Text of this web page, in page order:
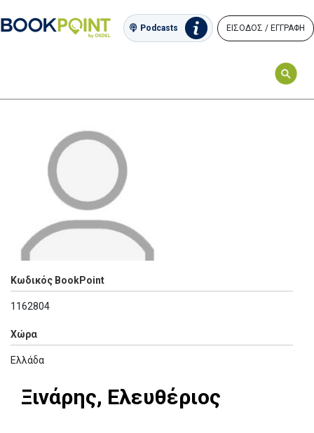
Podcasts ΕΙΣΟΔΟΣ / ΕΓΓΡΑΦΗ
Κωδικός BookPoint
1162804
Χώρα
Ελλάδα
Ξινάρης, Ελευθέριος